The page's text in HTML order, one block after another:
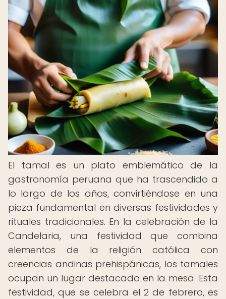
El tamal es un plato emblemático de la
gastronomía peruana que ha trascendido a
lo largo de los años, convirtiéndose en una
pieza fundamental en diversas festividades y
rituales tradicionales. En la celebración de la
Candelaria, una festividad que combina
elementos de la religión católica con
creencias andinas prehispánicas, los tamales
ocupan un lugar destacado en la mesa. Esta
festividad, que se celebra el 2 de febrero, es